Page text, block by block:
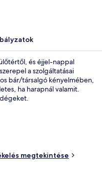
és éjjel-nappal
a szolgáltatásai
bár/társalgó kényelmében,
ha harapnál valamit.
megtekintése